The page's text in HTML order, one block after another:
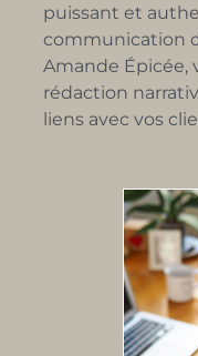
puissant et
communication
Amande Épicée,
rédaction
liens avec vos